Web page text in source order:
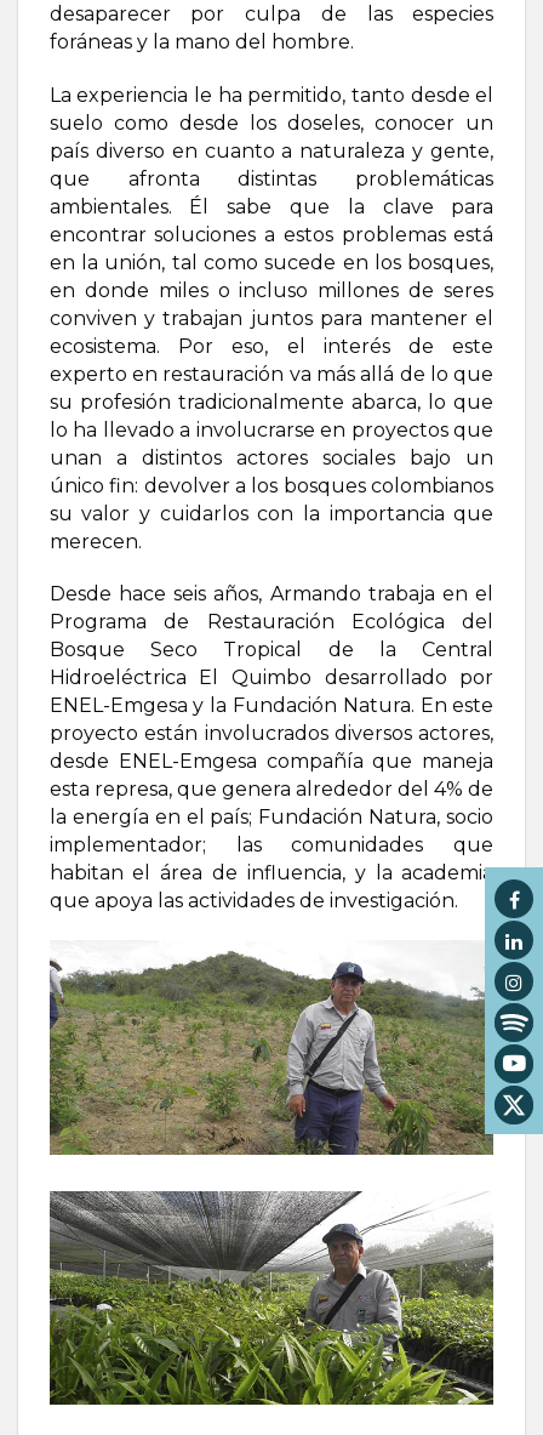
desaparecer por culpa de las especies
foráneas y la mano del hombre.
La experiencia le ha permitido, tanto desde el
suelo como desde los doseles, conocer un
país diverso en cuanto a naturaleza y gente,
que afronta distintas problemáticas
ambientales. Él sabe que la clave para
encontrar soluciones a estos problemas está
en la unión, tal como sucede en los bosques,
en donde miles o incluso millones de seres
conviven y trabajan juntos para mantener el
ecosistema. Por eso, el interés de este
experto en restauración va más allá de lo que
su profesión tradicionalmente abarca, lo que
lo ha llevado a involucrarse en proyectos que
unan a distintos actores sociales bajo un
único fin: devolver a los bosques colombianos
su valor y cuidarlos con la importancia que
merecen.
Desde hace seis años, Armando trabaja en el
Programa de Restauración Ecológica del
Bosque Seco Tropical de la Central
Hidroeléctrica El Quimbo desarrollado por
ENEL-Emgesa y la Fundación Natura. En este
proyecto están involucrados diversos actores,
desde ENEL-Emgesa compañía que maneja
esta represa, que genera alrededor del 4% de
la energía en el país; Fundación Natura, socio
implementador; las comunidades que
habitan el área de influencia, y la academia
que apoya las actividades de investigación.